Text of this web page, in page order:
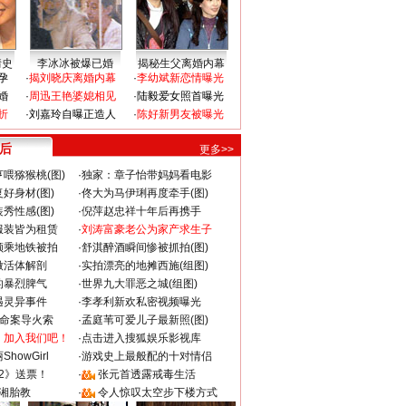
李冰冰被爆已婚
揭秘生父离婚内幕
·揭刘晓庆离婚内幕
·周迅王艳婆媳相见
·刘嘉玲自曝正造人
·李幼斌新恋情曝光
·陆毅爱女照首曝光
·陈好新男友被曝光
更多>>
喂猕猴桃(图)
·独家：章子怡带妈妈看电影
好身材(图)
·佟大为马伊琍再度牵手(图)
秀性感(图)
·倪萍赵忠祥十年后再携手
装皆为租赁
·刘涛富豪老公为家产求生子
乘地铁被拍
·舒淇醉酒瞬间惨被抓拍(图)
体解剖
·实拍漂亮的地摊西施(组图)
暴烈脾气
·世界九大罪恶之城(组图)
灵异事件
·李孝利新欢私密视频曝光
案导火索
·孟庭苇可爱儿子最新照(图)
入我们吧！
·点击进入搜狐娱乐影视库
·游戏史上最般配的十对情侣
送票！
·
张元首透露戒毒生活
胎教
· 令人惊叹太空步下楼方式